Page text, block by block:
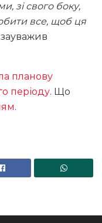
зі свого боку,
все, щоб ця
зауважив
планову
періоду. Що
.